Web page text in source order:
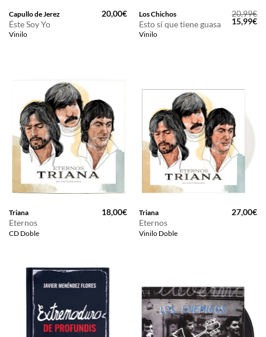
Capullo de Jerez
Éste Soy Yo
Vinilo
20,00€ Los Chichos
Esto sí que tiene guasa
Vinilo
20,99€
El
precio
15,99€El
Triana
Eternos
CD Doble
18,00€ Triana
Eternos
Vinilo Doble
27,00€